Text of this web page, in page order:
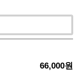
66,000원